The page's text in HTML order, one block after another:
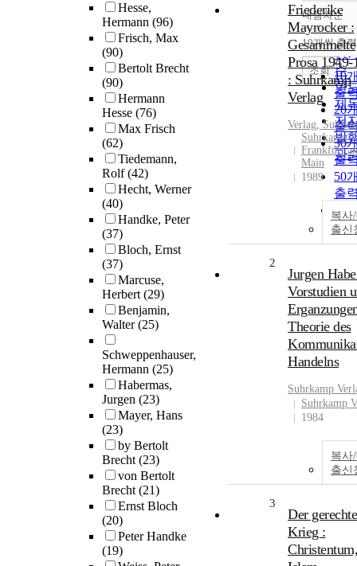
Hesse,
Hermann (96)
Frisch, Max
(90)
Bertolt Brecht
(90)
Hermann
Hesse (76)
Max Frisch
(62)
Tiedemann,
Rolf(42)
Hecht, Werner
(40)
Handke, Peter
(37)
Bloch, Ernst
(37)
Marcuse,
Herbert(29)
Benjamin,
Walter(25)
Schweppenhauser,
Hermann (25)
Habermas,
Jurgen (23)
Mayer, Hans
(23)
by Bertolt
Brecht(23)
von Bertolt
Brecht(21)
Ernst Bloch
(20)
Peter Handke
(19)
정
순
인
순
연
제
저
발
관
내림차순
내
10개씩 출력
10
출
20
출
30
출
50
출
100
출
조회
Friederike
Mayrocker :
Gesammelte
Prosa 1949-
: Suhrkamp
Verlag
Verlag,
Suhrkamp
Frankfurt
Main
1989
복사
출신
2
Jurgen
Vorstudien
Theorie des
Handelns
Suhrkamp
Suhrkamp
1984
복사
출신
3
Der gerechte
Krieg :
Christentum,